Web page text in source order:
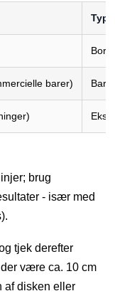
barer)
brug
- især med
tjek derefter
være ca. 10 cm
af disken eller